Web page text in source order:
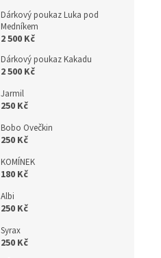
Dárkový poukaz Luka pod
Medníkem
2 500 Kč
Dárkový poukaz Kakadu
2 500 Kč
Jarmil
250 Kč
Bobo Ovečkin
250 Kč
KOMÍNEK
180 Kč
Albi
250 Kč
Syrax
250 Kč